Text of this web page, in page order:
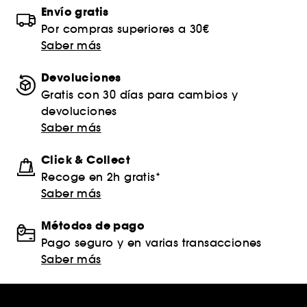
Envío gratis
Por compras superiores a 30€
Saber más
Devoluciones
Gratis con 30 días para cambios y
devoluciones
Saber más
Click & Collect
Recoge en 2h gratis*
Saber más
Métodos de pago
Pago seguro y en varias transacciones
Saber más